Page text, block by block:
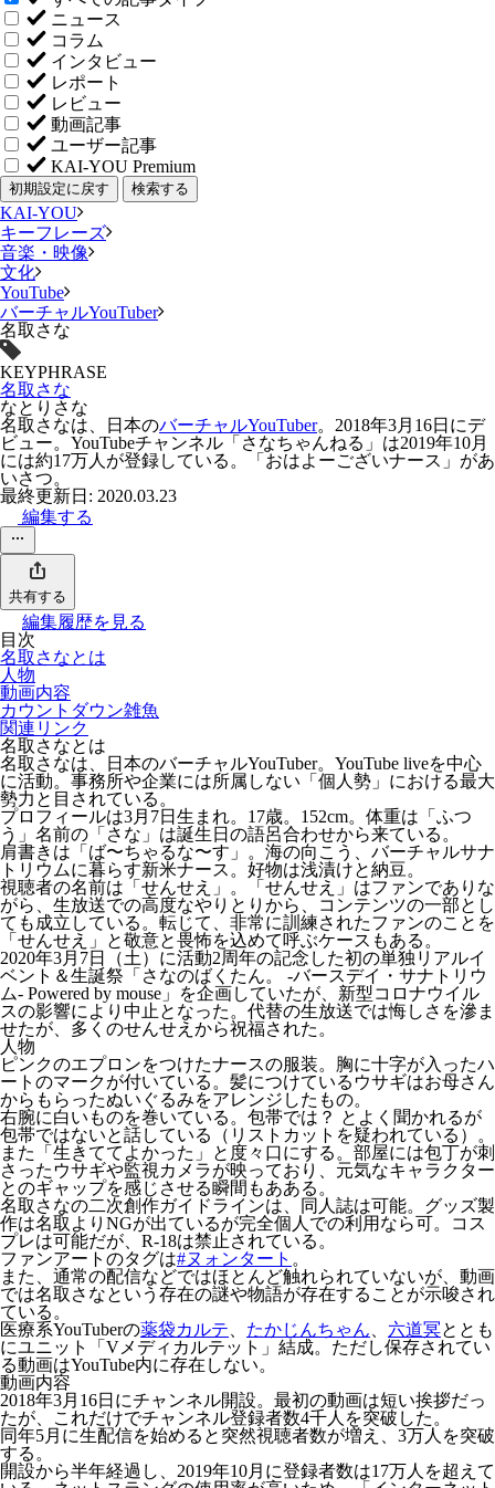
ニュース
コラム
インタビュー
レポート
レビュー
動画記事
ユーザー記事
KAI-YOU Premium
初期設定に戻す 検索する
KAI-YOU
キーフレーズ
音楽・映像
文化
YouTube
バーチャルYouTuber
名取さな
KEYPHRASE
名取さな
なとりさな
名取さなは、日本のバーチャルYouTuber。2018年3月16日にデ
ビュー。YouTubeチャンネル「さなちゃんねる」は2019年10月
には約17万人が登録している。「 おはよーございナース 」があ
いさつ。
最終更新日: 2020.03.23
編集する
共有する
編集履歴を見る
目次
名取さなとは
人物
動画内容
カウントダウン雑魚
関連リンク
名取さなとは
名取さなは、日本のバーチャルYouTuber。YouTube liveを中心
に活動。事務所や企業には所属しない「個人勢」における最大
勢力と目されている。
プロフィールは3月7日生まれ。17歳。152cm。体重は「 ふつ
う 」名前の「 さな 」は誕生日の語呂合わせから来ている。
肩書きは「ば〜ちゃるな〜す」。海の向こう、 バーチャルサナ
トリウムに暮らす新米ナース。好物は浅漬けと納豆。
視聴者の名前は「 せんせえ 」。「せんせえ」はファンでありな
がら、生放送での高度なやりとりから、コンテンツの一部とし
ても成立している。転じて、非常に訓練されたファンのことを
「せんせえ」と敬意と畏怖を込めて呼ぶケースもある。
2020年3月7日（土）に活動2周年の記念した初の単独リアルイ
ベント＆生誕祭「さなのばくたん。 -バースデイ・サナトリウ
ム- Powered by mouse」を企画していたが、新型コロナウイル
スの影響により中止となった。代替の生放送では悔しさを滲ま
せたが、多くのせんせえから祝福された。
人物
ピンクのエプロンをつけたナースの服装。胸に十字が入ったハ
ートのマークが付いている。髪につけているウサギはお母さん
からもらったぬいぐるみをアレンジしたもの。
右腕に白いものを巻いている。包帯では？ とよく聞かれるが
包帯ではないと話している（リストカットを疑われている）。
また「 生きててよかった 」と度々口にする。部屋には包丁が刺
さったウサギや監視カメラが映っており、元気なキャラクター
とのギャップを感じさせる瞬間もあある。
名取さなの二次創作ガイドラインは、同人誌は可能。グッズ製
作は名取よりNGが出ているが完全個人での利用なら可。コス
プレは可能だが、R-18は禁止されている。
ファンアートのタグは#ヌォンタート 。
また、通常の配信などではほとんど触れられていないが、動画
では名取さなという存在の謎や物語が存在することが示唆され
ている。
医療系YouTuberの薬袋カルテ、 たかじんちゃん、 六道冥ととも
にユニット「Vメディカルテット」結成。ただし保存されてい
る動画はYouTube内に存在しない。
動画内容
2018年3月16日にチャンネル開設。最初の動画は短い挨拶だっ
たが、これだけでチャンネル登録者数4千人を突破した。
同年5月に生配信を始めると突然視聴者数が増え、3万人を突破
する。
開設から半年経過し、2019年10月に登録者数は17万人を超えて